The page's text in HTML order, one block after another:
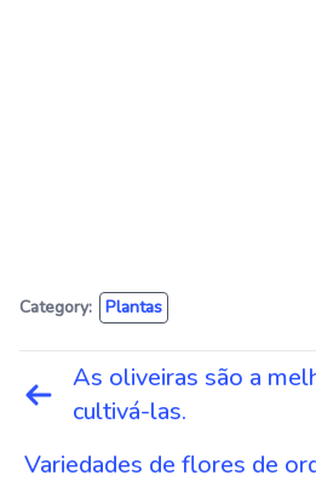
Category: Plantas
Navegação
de
As oliveiras são a
cultivá-las.
Variedades de flores de